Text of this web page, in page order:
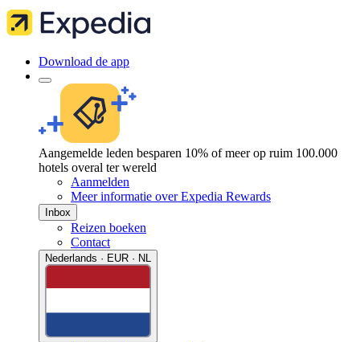
Download de app
Aangemelde leden besparen 10% of meer op ruim 100.000
hotels overal ter wereld
Aanmelden
Meer informatie over Expedia Rewards
Inbox
Reizen boeken
Contact
Nederlands · EUR · NL